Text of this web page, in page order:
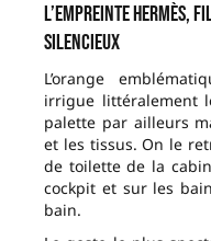
L’empreinte Hermès,
silencieux
L’orange
irrigue littéralement
palette par ailleurs
et les tissus. On le
de toilette de la
cockpit et sur les
bain.